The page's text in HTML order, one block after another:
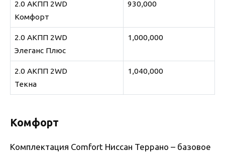
2.0 АКПП 2WD
Комфорт
930,000
2.0 АКПП 2WD
Элеганс Плюс
1,000,000
2.0 АКПП 2WD
Текна
1,040,000
Комфорт
Комплектация Comfort Ниссан Террано – базовое